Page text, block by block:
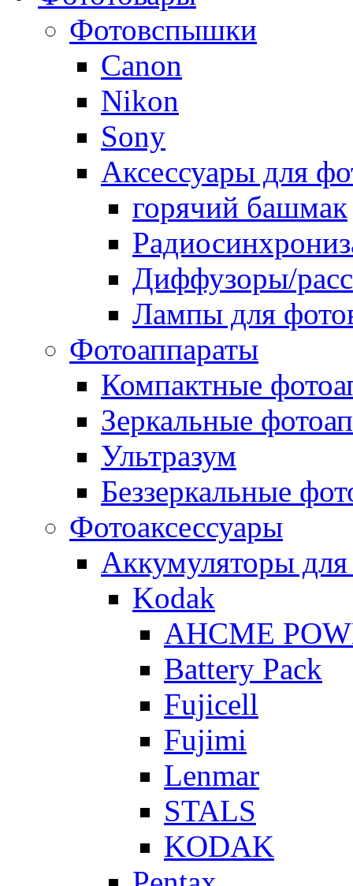
Фотовспышки
Canon
Nikon
Sony
Аксессуары для
горячий башмак
Диффузоры/
Лампы для
Фотоаппараты
Компактные
Зеркальные
Ультразум
Беззеркальные
Фотоаксессуары
Аккумуляторы для
Kodak
AHCME
Battery Pack
Fujicell
Fujimi
Lenmar
STALS
KODAK